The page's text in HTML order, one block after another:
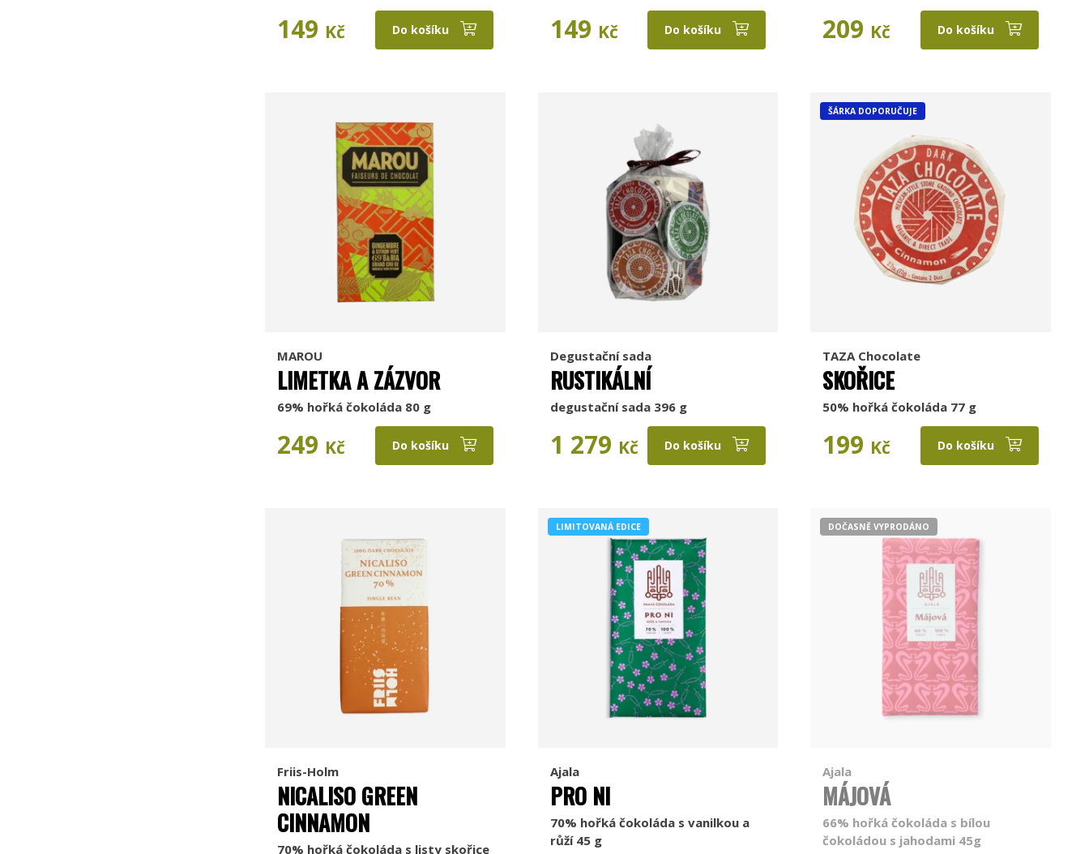
149 Kč Do košíku 149 Kč Do košíku 209 Kč Do košíku
MAROU
LIMETKA A ZÁZVOR
69% hořká čokoláda 80 g
249 Kč Do košíku
Degustační sada
RUSTIKÁLNÍ
degustační sada 396 g
1 279 Kč Do košíku
ŠÁRKA DOPORUČUJE
TAZA Chocolate
SKOŘICE
50% hořká čokoláda 77 g
199 Kč Do košíku
Friis-Holm
NICALISO GREEN
CINNAMON
70% hořká čokoláda s listy skořice
LIMITOVANÁ EDICE
Ajala
PRO NI
70% hořká čokoláda s vanilkou a
růží 45 g
DOČASNĚ VYPRODÁNO
Ajala
MÁJOVÁ
66% hořká čokoláda s bílou
čokoládou s jahodami 45g